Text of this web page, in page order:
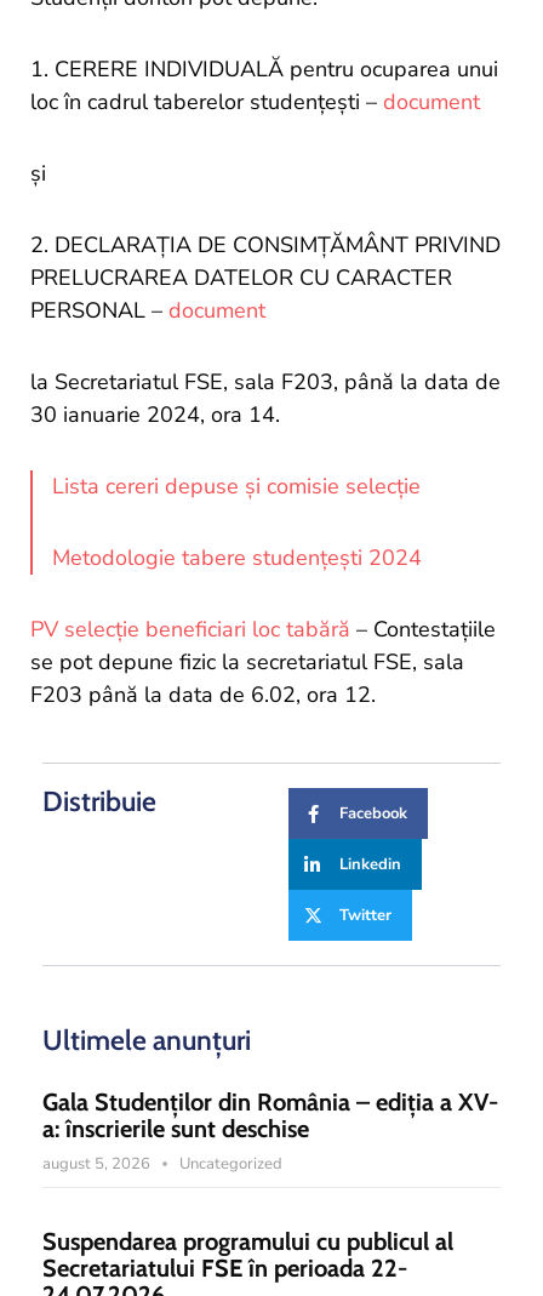
1. CERERE INDIVIDUALĂ pentru ocuparea unui
loc în cadrul taberelor studențești – document
și
2. DECLARAŢIA DE CONSIMŢĂMÂNT PRIVIND
PRELUCRAREA DATELOR CU CARACTER
PERSONAL – document
la Secretariatul FSE, sala F203, până la data de
30 ianuarie 2024, ora 14.
Lista cereri depuse și comisie selecție
Metodologie tabere studențești 2024
PV selecție beneficiari loc tabără – Contestațiile
se pot depune fizic la secretariatul FSE, sala
F203 până la data de 6.02, ora 12.
Distribuie Facebook
Linkedin
Twitter
Ultimele anunțuri
Gala Studenților din România – ediția a XV-
a: înscrierile sunt deschise
august 5, 2026 Uncategorized
Suspendarea programului cu publicul al
Secretariatului FSE în perioada 22-